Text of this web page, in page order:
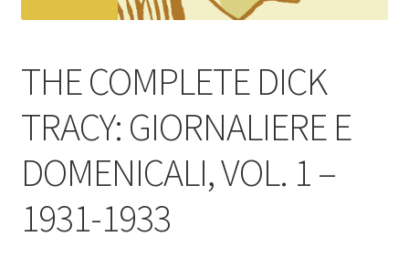
THE COMPLETE DICK
TRACY: GIORNALIERE E
DOMENICALI, VOL. 1 –
1931-1933